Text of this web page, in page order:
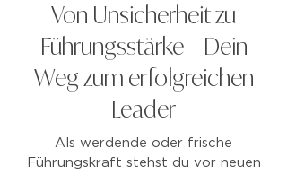
Von Unsicherheit zu
Führungsstärke – Dein
Weg zum erfolgreichen
Leader
Als werdende oder frische
Führungskraft stehst du vor neuen